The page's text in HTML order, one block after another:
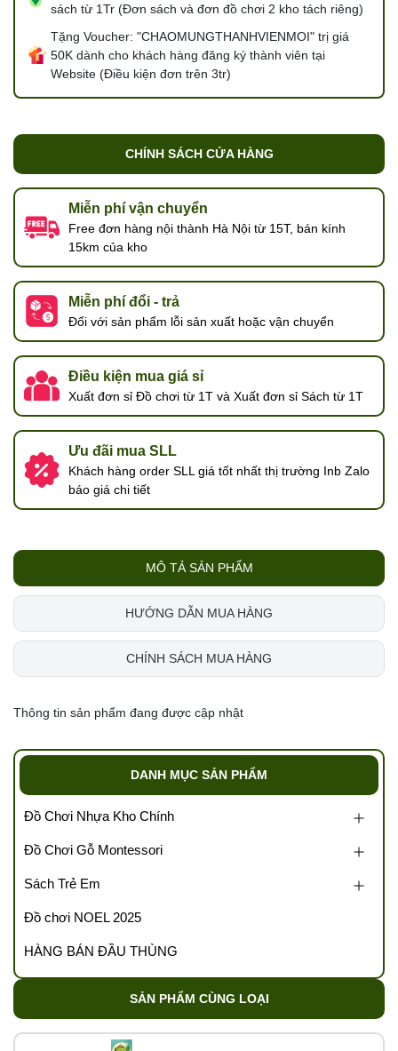
sách từ 1Tr (Đơn sách và đơn đồ chơi 2 kho tách riêng)
Tặng Voucher: "CHAOMUNGTHANHVIENMOI" trị giá
50K dành cho khách hàng đăng ký thành viên tại
Website (Điều kiện đơn trên 3tr)
CHÍNH SÁCH CỬA HÀNG
Miễn phí vận chuyển
Free đơn hàng nội thành Hà Nội từ 15T, bán kính
15km của kho
Miễn phí đổi - trả
Đối với sản phẩm lỗi sản xuất hoặc vận chuyển
Điều kiện mua giá sỉ
Xuất đơn sỉ Đồ chơi từ 1T và Xuất đơn sỉ Sách từ 1T
Ưu đãi mua SLL
Khách hàng order SLL giá tốt nhất thị trường Inb Zalo
báo giá chi tiết
MÔ TẢ SẢN PHẨM
HƯỚNG DẪN MUA HÀNG
CHÍNH SÁCH MUA HÀNG
Thông tin sản phẩm đang được cập nhật
DANH MỤC SẢN PHẨM
Đồ Chơi Nhựa Kho Chính
Đồ Chơi Gỗ Montessori
Sách Trẻ Em
Đồ chơi NOEL 2025
HÀNG BÁN ĐẦU THÙNG
SẢN PHẨM CÙNG LOẠI